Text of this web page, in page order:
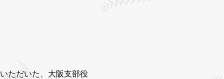
ただいた、大阪支部役